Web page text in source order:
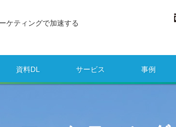
ケティングで加速する
資料DL サービス 事例